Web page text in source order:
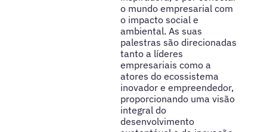
o mundo empresarial com
o impacto social e
ambiental. As suas
palestras são direcionadas
tanto a líderes
empresariais como a
atores do ecossistema
inovador e empreendedor,
proporcionando uma visão
integral do
desenvolvimento